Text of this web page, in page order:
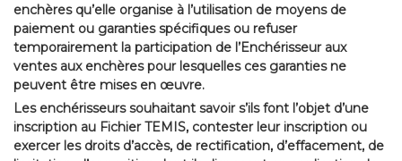
enchères qu’elle organise à l’utilisation de moyens de
paiement ou garanties spécifiques ou refuser
temporairement la participation de l’Enchérisseur aux
ventes aux enchères pour lesquelles ces garanties ne
peuvent être mises en œuvre.
Les enchérisseurs souhaitant savoir s’ils font l’objet d’une
inscription au Fichier TEMIS, contester leur inscription ou
exercer les droits d’accès, de rectification, d’effacement, de